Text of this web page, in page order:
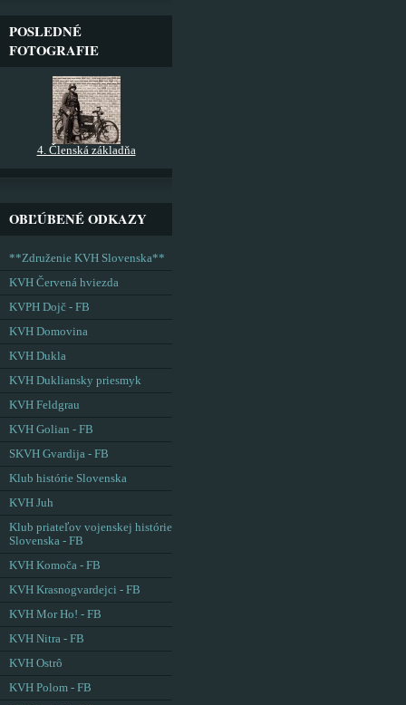
POSLEDNÉ
FOTOGRAFIE
4. Členská základňa
OBĽÚBENÉ ODKAZY
**Združenie KVH Slovenska**
KVH Červená hviezda
KVPH Dojč - FB
KVH Domovina
KVH Dukla
KVH Dukliansky priesmyk
KVH Feldgrau
KVH Golian - FB
SKVH Gvardija - FB
Klub histórie Slovenska
KVH Juh
Klub priateľov vojenskej histórie
Slovenska - FB
KVH Komoča - FB
KVH Krasnogvardejci - FB
KVH Mor Ho! - FB
KVH Nitra - FB
KVH Ostrô
KVH Polom - FB